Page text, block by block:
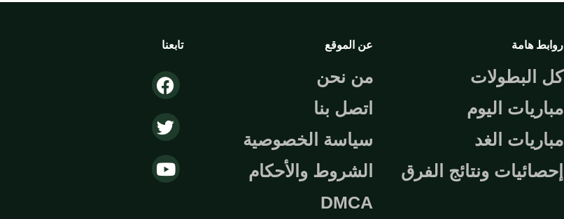
روابط هامة
كل البطولات
مباريات اليوم
مباريات الغد
إحصائيات ونتائج الفرق
عن الموقع
من نحن
اتصل بنا
سياسة الخصوصية
الشروط والأحكام
DMCA
تابعنا